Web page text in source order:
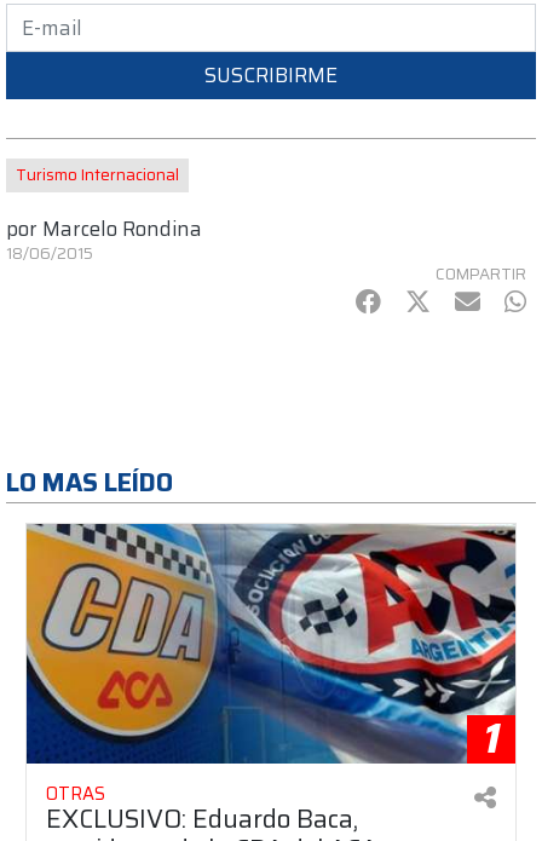
SUSCRIBIRME
Turismo Internacional
por Marcelo Rondina
18/06/2015
COMPARTIR
Facebook
Twitter
mail
LO MAS LEÍDO
1
OTRAS
EXCLUSIVO: Eduardo Baca,